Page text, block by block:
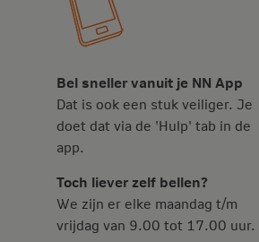
Bel sneller vanuit je NN App
Dat is ook een stuk veiliger. Je
doet dat via de 'Hulp' tab in de
app.
Toch liever zelf bellen?
We zijn er elke maandag t/m
vrijdag van 9.00 tot 17.00 uur.